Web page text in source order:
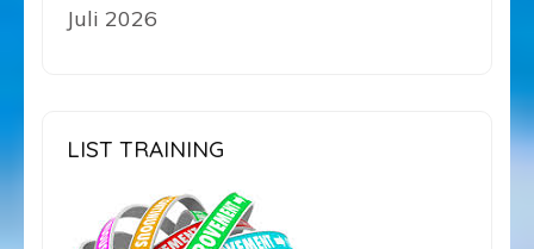
Juli 2026
LIST TRAINING